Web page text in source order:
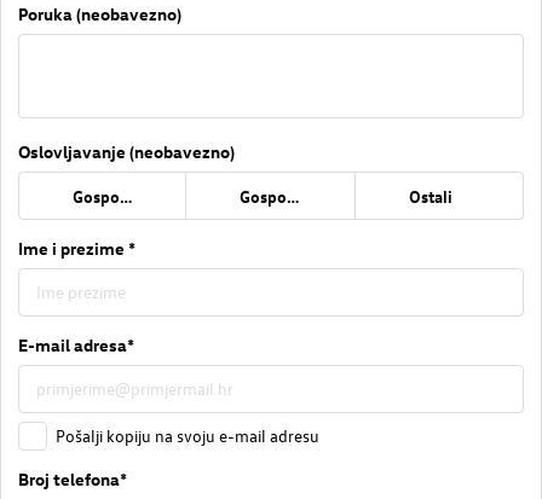
Poruka (neobavezno)
Oslovljavanje (neobavezno)
Gospođa Gospodin Ostali
Ime i prezime *
E-mail adresa*
Pošalji kopiju na svoju e-mail adresu
Broj telefona*